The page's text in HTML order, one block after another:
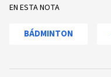
EN ESTA NOTA
BÁDMINTON